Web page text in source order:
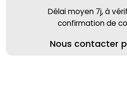
Délai moyen 7j, à
confirmation de
Nous contacter